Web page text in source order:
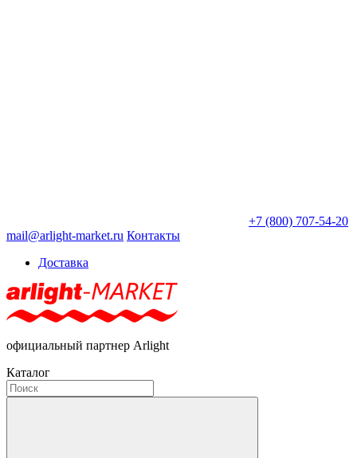
+7 (800) 707-54-20
mail@arlight-market.ru Контакты
Доставка
официальный партнер Arlight
Каталог